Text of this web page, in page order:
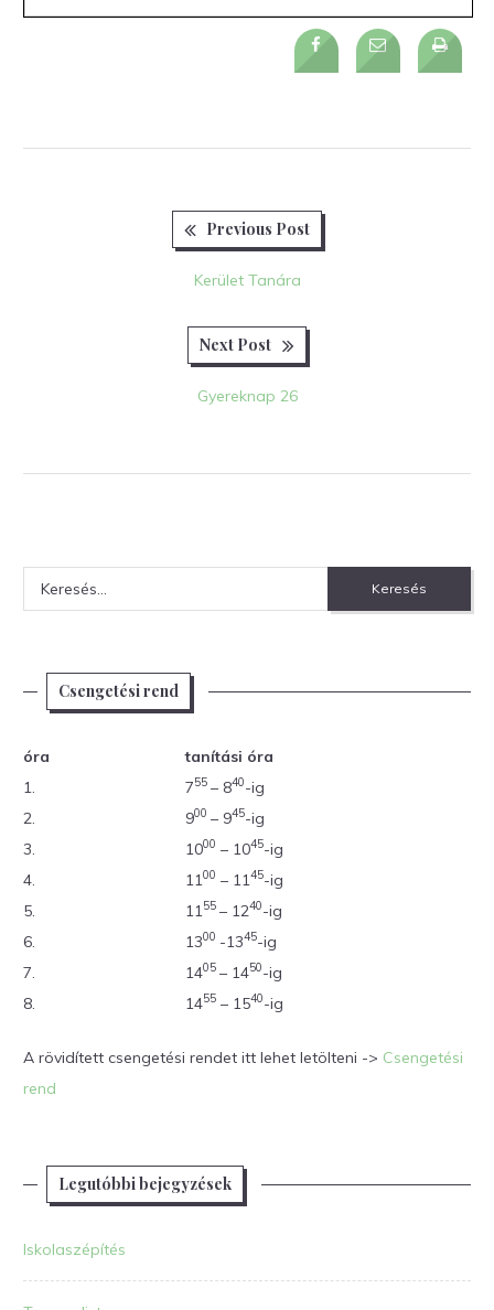
Previous Post
Kerület Tanára
Next Post
Gyereknap 26
Keresés:
Csengetési rend
óra
tanítási óra
1.
755 – 840-ig
2.
900 – 945-ig
3.
1000 – 1045-ig
4.
11 00 – 11 45-ig
5.
11 55 – 1240-ig
6.
1300 -1345-ig
7.
1405 – 1450-ig
8.
1455 – 1540-ig
A rövidített csengetési rendet itt lehet letölteni -> Csengetési
rend
Legutóbbi bejegyzések
Iskolaszépítés